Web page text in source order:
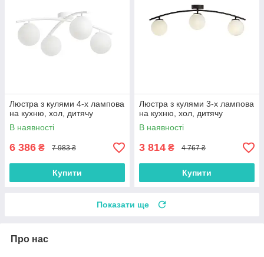
Люстра з кулями 4-х лампова
на кухню, хол, дитячу
В наявності
6 386 ₴ 7 983 ₴
Купити
Люстра з кулями 3-х лампова
на кухню, хол, дитячу
В наявності
3 814 ₴ 4 767 ₴
Купити
Показати ще
Про нас